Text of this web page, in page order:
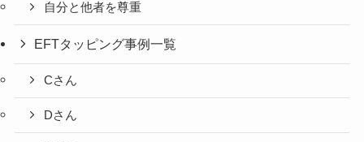
自分と他者を尊重
EFTタッピング事例一覧
Cさん
Dさん